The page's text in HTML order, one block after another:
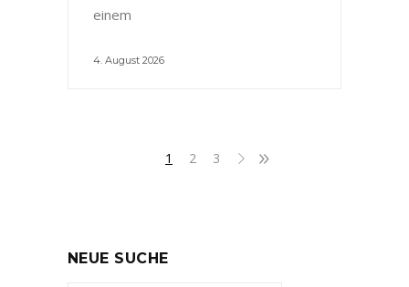
einem
4. August 2026
1 2 3
NEUE SUCHE